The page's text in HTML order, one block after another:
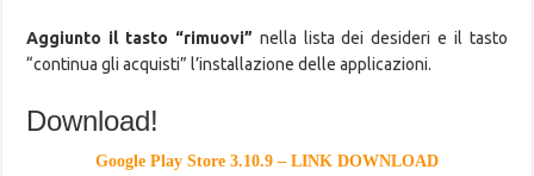
Aggiunto il tasto “rimuovi” nella lista dei desideri e il tasto
“continua gli acquisti” l’installazione delle applicazioni.
Download!
Google Play Store 3.10.9 – LINK DOWNLOAD